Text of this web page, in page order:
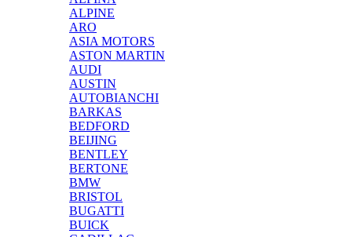
ALPINE
ARO
ASIA MOTORS
ASTON MARTIN
AUDI
AUSTIN
AUTOBIANCHI
BARKAS
BEDFORD
BEIJING
BENTLEY
BERTONE
BMW
BRISTOL
BUGATTI
BUICK